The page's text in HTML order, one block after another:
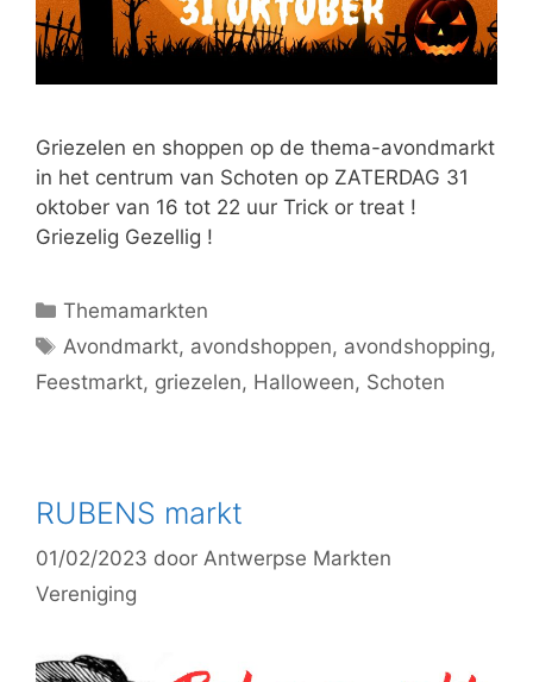
Griezelen en shoppen op de thema-avondmarkt
in het centrum van Schoten op ZATERDAG 31
oktober van 16 tot 22 uur Trick or treat !
Griezelig Gezellig !
Themamarkten
Avondmarkt, avondshoppen, avondshopping,
Feestmarkt, griezelen, Halloween, Schoten
RUBENS markt
01/02/2023 door Antwerpse Markten
Vereniging